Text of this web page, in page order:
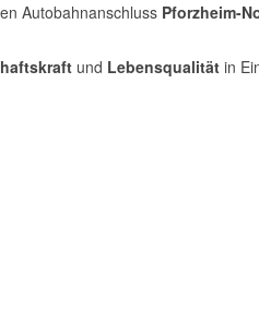
Autobahnanschluss Pforzheim-
und Lebensqualität in